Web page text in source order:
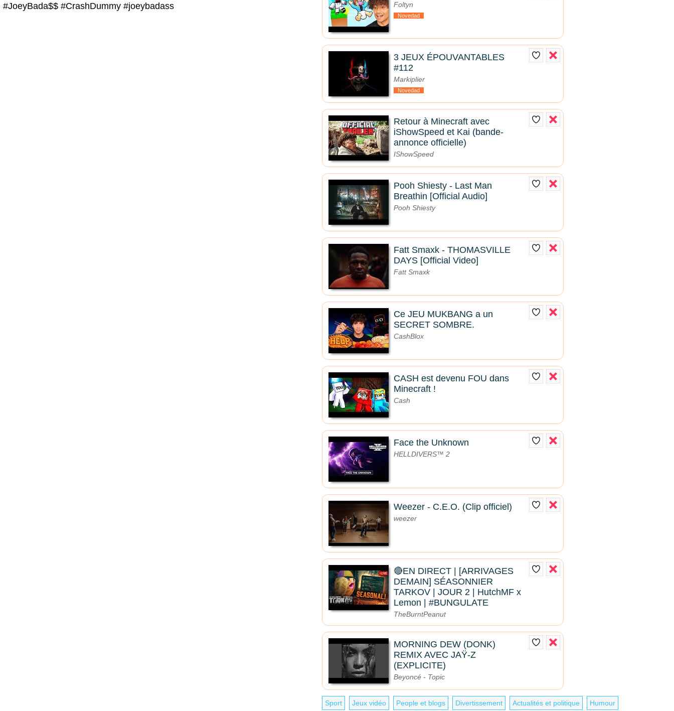
#JoeyBada$$ #CrashDummy #joeybadass
Foltyn
Novedad
3 JEUX ÉPOUVANTABLES
#112
Markiplier
Novedad
Retour à Minecraft avec
iShowSpeed et Kai (bande-
annonce officielle)
IShowSpeed
Pooh Shiesty - Last Man
Breathin [Official Audio]
Pooh Shiesty
Fatt Smaxk - THOMASVILLE
DAYS [Official Video]
Fatt Smaxk
Ce JEU MUKBANG a un
SECRET SOMBRE.
CashBlox
CASH est devenu FOU dans
Minecraft !
Cash
Face the Unknown
HELLDIVERS™ 2
Weezer - C.E.O. (Clip officiel)
weezer
🔴EN DIRECT | [ARRIVAGES
DEMAIN] SÉASONNIER
TARKOV | JOUR 2 | HutchMF x
Lemon | #BUNGULATE
TheBurntPeanut
MORNING DEW (DONK)
REMIX AVEC JAŸ-Z
(EXPLICITE)
Beyoncé - Topic
Sport Jeux vidéo People et blogs Divertissement Actualités et politique Humour